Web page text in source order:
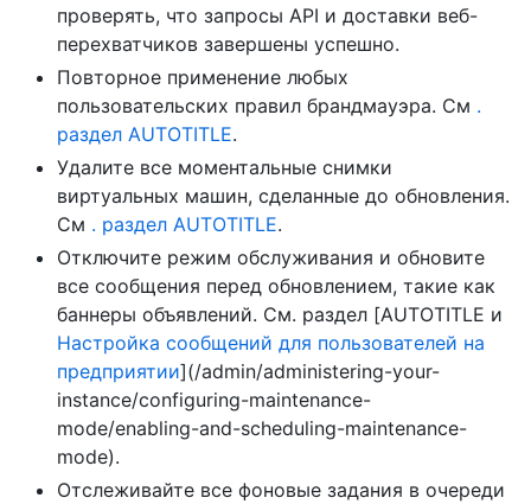
проверять, что запросы API и доставки веб-
перехватчиков завершены успешно.
Повторное применение любых
пользовательских правил брандмауэра. См .
раздел AUTOTITLE.
Удалите все моментальные снимки
виртуальных машин, сделанные до обновления.
См . раздел AUTOTITLE.
Отключите режим обслуживания и обновите
все сообщения перед обновлением, такие как
баннеры объявлений. См. раздел [AUTOTITLE и
Настройка сообщений для пользователей на
предприятии](/admin/administering-your-
instance/configuring-maintenance-
mode/enabling-and-scheduling-maintenance-
mode).
Отслеживайте все фоновые задания в очереди